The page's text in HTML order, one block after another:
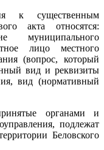
к существенным
акта относятся:
муниципального
лицо местного
(вопрос, который
вид и реквизиты
вид (нормативный
органами и
подлежат
Беловского